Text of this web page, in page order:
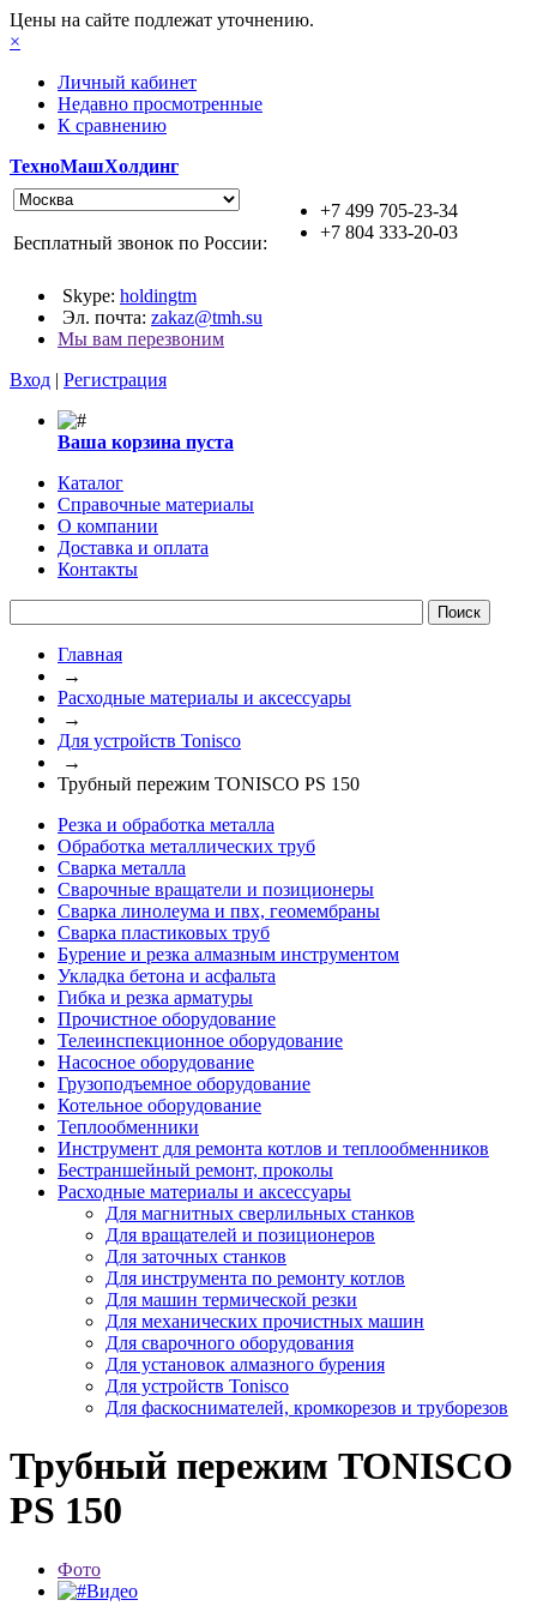
Цены на сайте подлежат уточнению.
×
Личный кабинет
Недавно просмотренные
К сравнению
ТехноМашХолдинг
+7 499 705-23-34
+7 804 333-20-03
Бесплатный звонок по России:
Skype: holdingtm
Эл. почта: zakaz@tmh.su
Мы вам перезвоним
Вход | Регистрация
Ваша корзина пуста
Каталог
Справочные материалы
О компании
Доставка и оплата
Контакты
Главная
→
Расходные материалы и аксессуары
→
Для устройств Tonisco
→
Трубный пережим TONISCO PS 150
Резка и обработка металла
Обработка металлических труб
Сварка металла
Сварочные вращатели и позиционеры
Сварка линолеума и пвх, геомембраны
Сварка пластиковых труб
Бурение и резка алмазным инструментом
Укладка бетона и асфальта
Гибка и резка арматуры
Прочистное оборудование
Телеинспекционное оборудование
Насосное оборудование
Грузоподъемное оборудование
Котельное оборудование
Теплообменники
Инструмент для ремонта котлов и теплообменников
Бестраншейный ремонт, проколы
Расходные материалы и аксессуары
Для магнитных сверлильных станков
Для вращателей и позиционеров
Для заточных станков
Для инструмента по ремонту котлов
Для машин термической резки
Для механических прочистных машин
Для сварочного оборудования
Для установок алмазного бурения
Для устройств Tonisco
Для фаскоснимателей, кромкорезов и труборезов
Трубный пережим TONISCO
PS 150
Фото
Видео